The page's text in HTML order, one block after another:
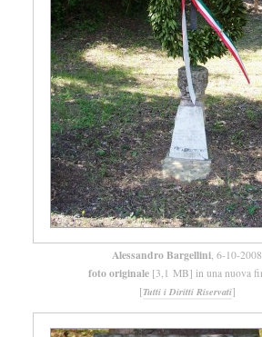
Alessandro Bargellini, 6-10-2008
foto originale [3,1 MB] in una nuova
[Tutti i Diritti Riservati]